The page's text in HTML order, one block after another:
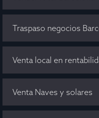
Traspaso negocios
Venta local en
Venta Naves y solares